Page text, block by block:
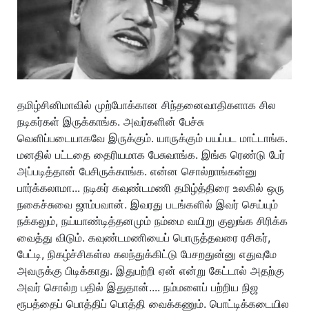
தமிழ்சினிமாவில் முற்போக்கான சிந்தனைவாதிகளாக சில
நடிகர்கள் இருக்காங்க. அவர்களின் பேச்சு
வெளிப்படையாகவே இருக்கும். யாருக்கும் பயப்பட மாட்டாங்க.
மனதில் பட்டதை தைரியமாக பேசுவாங்க. இங்க ரெண்டு பேர்
அப்படித்தான் பேசிருக்காங்க. என்ன சொல்றாங்கன்னு
பார்க்கலாமா... நடிகர் கவுண்டமணி தமிழ்த்திரை உலகில் ஒரு
நகைச்சுவை ஜாம்பவான். இவரது படங்களில் இவர் செய்யும்
நக்கலும், நய்யாண்டித்தனமும் நம்மை வயிறு குலுங்க சிரிக்க
வைத்து விடும். கவுண்டமணியைப் பொருத்தவரை ரசிகர்,
பேட்டி, நிகழ்ச்சிகள்ல கலந்துக்கிட்டு பேசறதுன்னு எதுவுமே
அவருக்கு பிடிக்காது. இதுபற்றி ஏன் என்று கேட்டால் அதற்கு
அவர் சொல்ற பதில் இதுதான்.... நம்மளைப் பற்றிய நிஜ
ரூபத்தைப் பொத்திப் பொத்தி வைக்கணும். பொட்டிக்கடையில